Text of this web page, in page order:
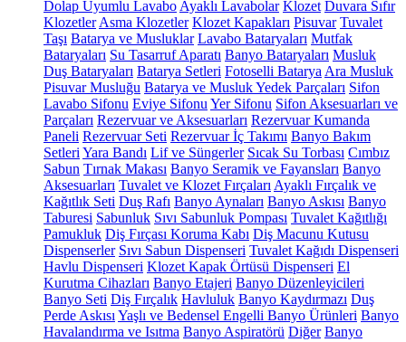
Dolap Uyumlu Lavabo Ayaklı Lavabolar Klozet Duvara Sıfır
Klozetler Asma Klozetler Klozet Kapakları Pisuvar Tuvalet
Taşı Batarya ve Musluklar Lavabo Bataryaları Mutfak
Bataryaları Su Tasarruf Aparatı Banyo Bataryaları Musluk
Duş Bataryaları Batarya Setleri Fotoselli Batarya Ara Musluk
Pisuvar Musluğu Batarya ve Musluk Yedek Parçaları Sifon
Lavabo Sifonu Eviye Sifonu Yer Sifonu Sifon Aksesuarları ve
Parçaları Rezervuar ve Aksesuarları Rezervuar Kumanda
Paneli Rezervuar Seti Rezervuar İç Takımı Banyo Bakım
Setleri Yara Bandı Lif ve Süngerler Sıcak Su Torbası Cımbız
Sabun Tırnak Makası Banyo Seramik ve Fayansları Banyo
Aksesuarları Tuvalet ve Klozet Fırçaları Ayaklı Fırçalık ve
Kağıtlık Seti Duş Rafı Banyo Aynaları Banyo Askısı Banyo
Taburesi Sabunluk Sıvı Sabunluk Pompası Tuvalet Kağıtlığı
Pamukluk Diş Fırçası Koruma Kabı Diş Macunu Kutusu
Dispenserler Sıvı Sabun Dispenseri Tuvalet Kağıdı Dispenseri
Havlu Dispenseri Klozet Kapak Örtüsü Dispenseri El
Kurutma Cihazları Banyo Etajeri Banyo Düzenleyicileri
Banyo Seti Diş Fırçalık Havluluk Banyo Kaydırmazı Duş
Perde Askısı Yaşlı ve Bedensel Engelli Banyo Ürünleri Banyo
Havalandırma ve Isıtma Banyo Aspiratörü Diğer Banyo